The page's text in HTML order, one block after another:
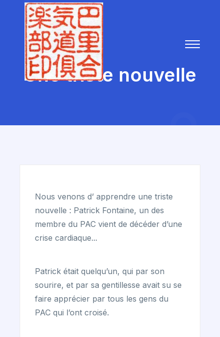
Une triste nouvelle
Nous venons d’ apprendre une triste
nouvelle : Patrick Fontaine, un des
membre du PAC vient de décéder d’une
crise cardiaque...
Patrick était quelqu’un, qui par son
sourire, et par sa gentillesse avait su se
faire apprécier par tous les gens du
PAC qui l’ont croisé.